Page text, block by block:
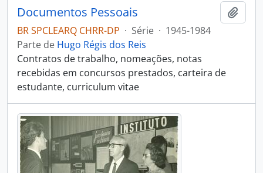
Documentos Pessoais
BR SPCLEARQ CHRR-DP · Série · 1945-1984
Parte de Hugo Régis dos Reis
Contratos de trabalho, nomeações, notas
recebidas em concursos prestados, carteira de
estudante, curriculum vitae